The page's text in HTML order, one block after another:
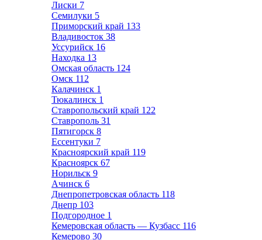
Лиски 7
Семилуки 5
Приморский край 133
Владивосток 38
Уссурийск 16
Находка 13
Омская область 124
Омск 112
Калачинск 1
Тюкалинск 1
Ставропольский край 122
Ставрополь 31
Пятигорск 8
Ессентуки 7
Красноярский край 119
Красноярск 67
Норильск 9
Ачинск 6
Днепропетровская область 118
Днепр 103
Подгородное 1
Кемеровская область — Кузбасс 116
Кемерово 30